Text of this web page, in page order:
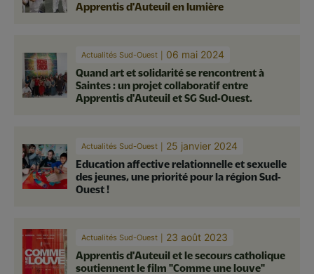
Apprentis d'Auteuil en lumière
Actualités Sud-Ouest 06 mai 2024
Quand art et solidarité se rencontrent à
Saintes : un projet collaboratif entre
Apprentis d'Auteuil et SG Sud-Ouest.
Actualités Sud-Ouest 25 janvier 2024
Education affective relationnelle et sexuelle
des jeunes, une priorité pour la région Sud-
Ouest !
Actualités Sud-Ouest 23 août 2023
Apprentis d'Auteuil et le secours catholique
soutiennent le film "Comme une louve"